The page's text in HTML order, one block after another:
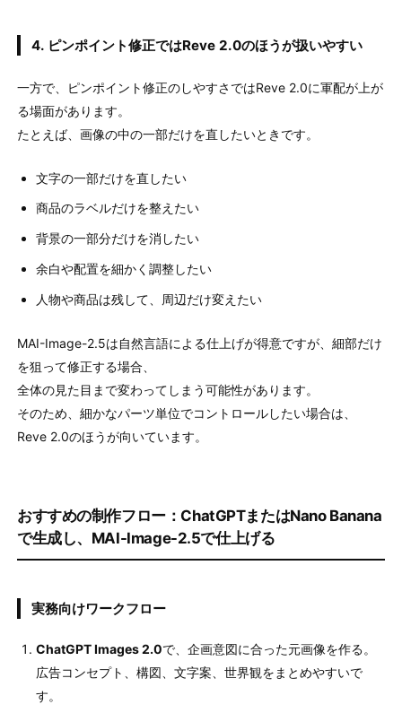
4. ピンポイント修正ではReve 2.0のほうが扱いやすい
一方で、ピンポイント修正のしやすさではReve 2.0に軍配が上が
る場面があります。
たとえば、画像の中の一部だけを直したいときです。
文字の一部だけを直したい
商品のラベルだけを整えたい
背景の一部分だけを消したい
余白や配置を細かく調整したい
人物や商品は残して、周辺だけ変えたい
MAI-Image-2.5は自然言語による仕上げが得意ですが、細部だけ
を狙って修正する場合、
全体の見た目まで変わってしまう可能性があります。
そのため、細かなパーツ単位でコントロールしたい場合は、
Reve 2.0のほうが向いています。
おすすめの制作フロー：ChatGPTまたはNano Banana
で生成し、MAI-Image-2.5で仕上げる
実務向けワークフロー
ChatGPT Images 2.0で、企画意図に合った元画像を作る。
広告コンセプト、構図、文字案、世界観をまとめやすいで
す。